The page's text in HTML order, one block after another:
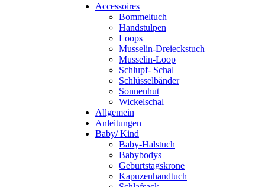
Accessoires
Bommeltuch
Handstulpen
Loops
Musselin-Dreieckstuch
Musselin-Loop
Schlupf- Schal
Schlüsselbänder
Sonnenhut
Wickelschal
Allgemein
Anleitungen
Baby/ Kind
Baby-Halstuch
Babybodys
Geburtstagskrone
Kapuzenhandtuch